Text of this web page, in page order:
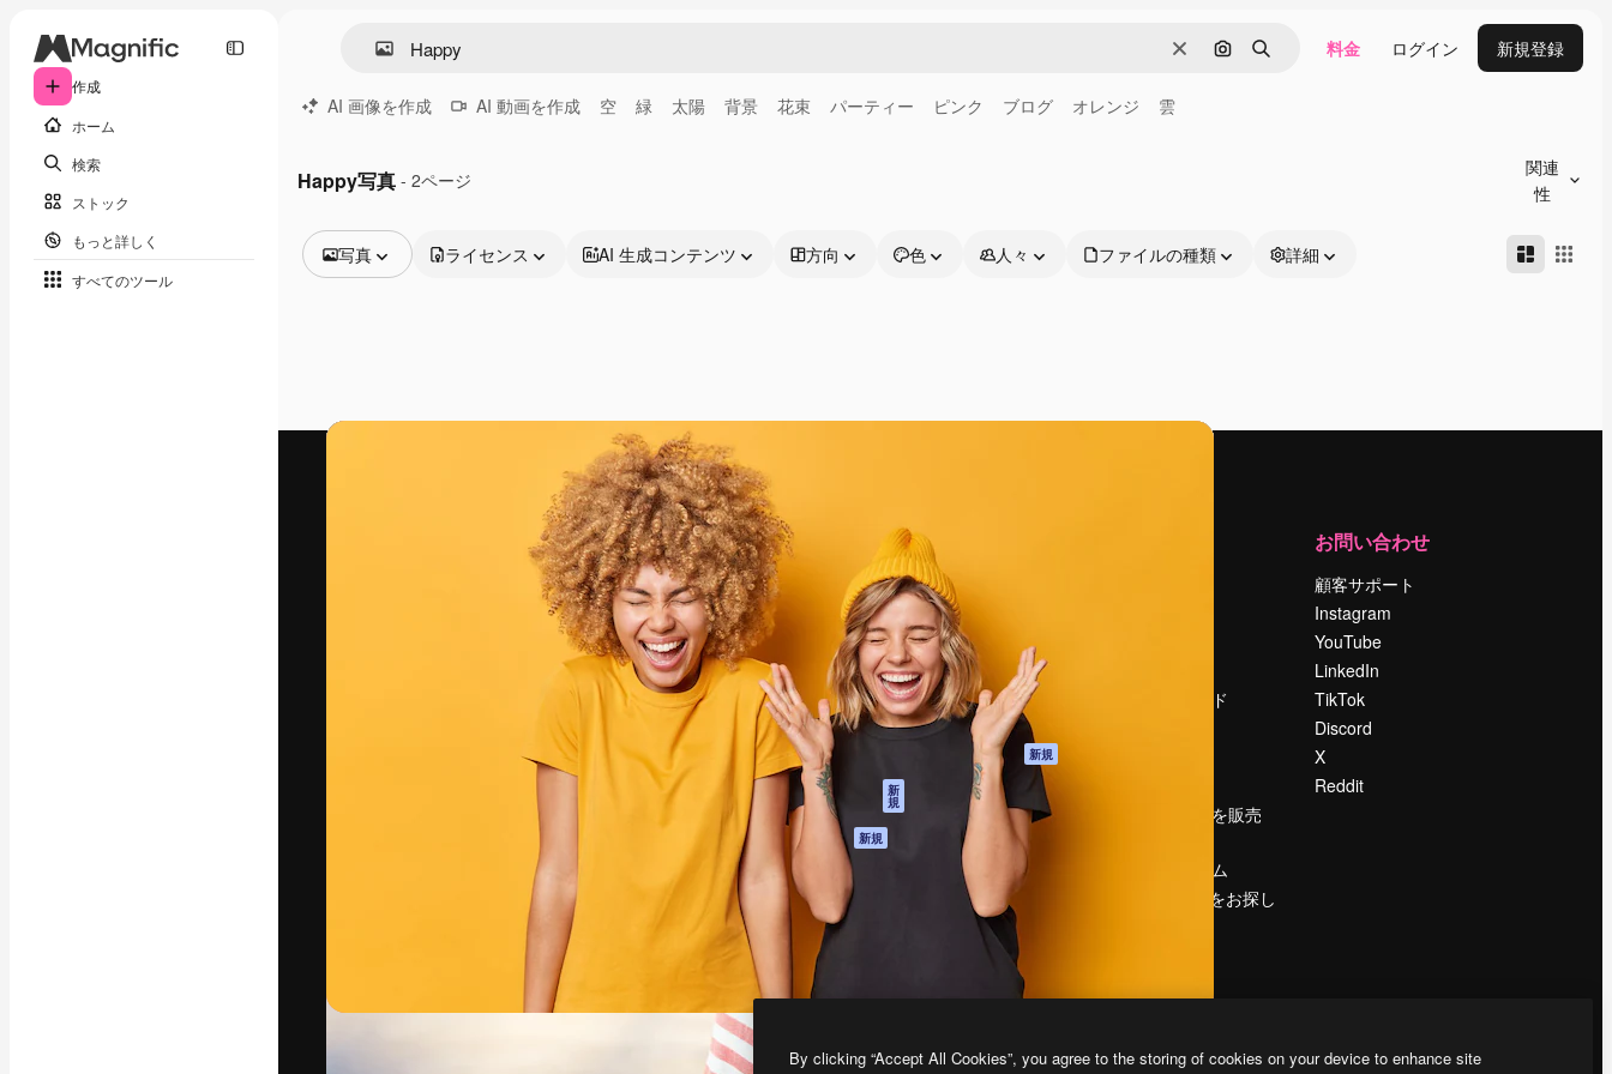
作成
ホーム
検索
ストック
もっと詳しく
すべてのツール
消去 画像で検索
検索 料金 ログイン 新規登録
AI 画像を作成 AI 動画を作成 空 緑 太陽 背景 花束 パーティー ピンク ブログ オレンジ 雲
Happy写真 - 2ページ
関連
性
写真
動画
ライセンス AI 生成コンテンツ 方向 色 人々 ファイルの種類 詳細
最高のクリエイティブ制作を導くためのプラ
ットフォーム。クリエイター、企業、代理
店、スタジオを含む100万人以上が利用して
製品
Spaces
AI アシスタント
AI 画像生成ツール
AI 動画生成ツール
AI 音声合成ツール
ストックコンテン
ツ
Claude/ChatGPT
向けMCP
新
規
エージェント 新規
API
モバイルアプリ
すべてのMagnificツ
ール
Academy
ドキュメント
サポート
利用規約
プライバシーポリ
シー
オリジナル
新規
クッキーポリシー
トラストセンター
アフィリエイト
法人向け
検索トレンド
コンテンツを販売
プレスルーム
magnific.aiをお探し
お問い合わせ
顧客サポート
Instagram
YouTube
LinkedIn
TikTok
Discord
X
Reddit
Freepik Company S.L.U.無断複写・転載を禁じます
By clicking “Accept All Cookies”, you agree to the storing of cookies on your device to enhance site